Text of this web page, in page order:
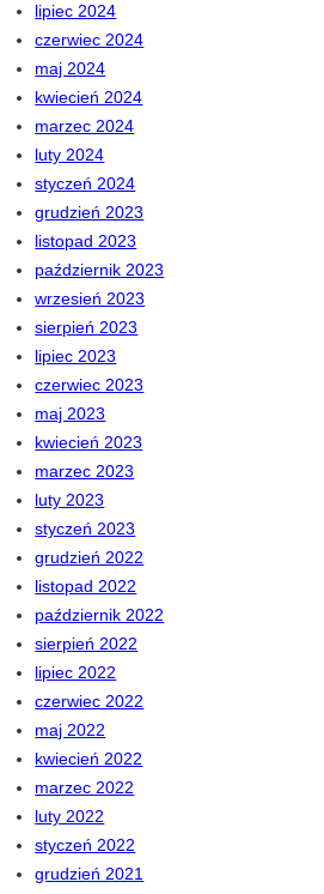
lipiec 2024
czerwiec 2024
maj 2024
kwiecień 2024
marzec 2024
luty 2024
styczeń 2024
grudzień 2023
listopad 2023
październik 2023
wrzesień 2023
sierpień 2023
lipiec 2023
czerwiec 2023
maj 2023
kwiecień 2023
marzec 2023
luty 2023
styczeń 2023
grudzień 2022
listopad 2022
październik 2022
sierpień 2022
lipiec 2022
czerwiec 2022
maj 2022
kwiecień 2022
marzec 2022
luty 2022
styczeń 2022
grudzień 2021